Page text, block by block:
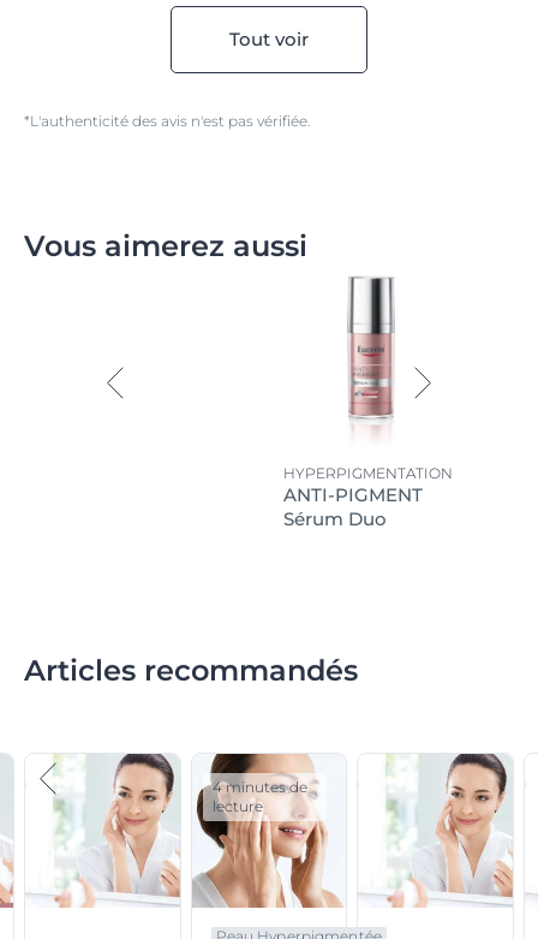
Tout voir
*L'authenticité des avis n'est pas vérifiée.
Vous aimerez aussi
HYPERPIGMENTATION
ANTI-PIGMENT
Sérum Duo
Articles recommandés
4 minutes de
lecture